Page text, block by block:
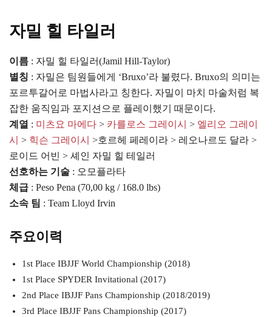
자밀 힐 타일러
이름 : 자밀 힐 타일러(Jamil Hill-Taylor)
별칭 : 자밀은 팀원들에게 ‘Bruxo’라 불렸다. Bruxo의 의미는
포르투갈어로 마법사라고 칭한다. 자밀이 마치 마술처럼 복
잡한 움직임과 포지션으로 플레이했기 때문이다.
계열 : 미츠요 마에다 > 카를로스 그레이시 > 엘리오 그레이
시 > 힉슨 그레이시 >호르헤 페레이라 > 레오나르도 달라 >
로이드 어빈 > 셰인 자밀 힐 테일러
선호하는 기술 : 오모플라타
체급 : Peso Pena (70,00 kg / 168.0 lbs)
소속 팀 : Team Lloyd Irvin
주요이력
1st Place IBJJF World Championship (2018)
1st Place SPYDER Invitational (2017)
2nd Place IBJJF Pans Championship (2018/2019)
3rd Place IBJJF Pans Championship (2017)